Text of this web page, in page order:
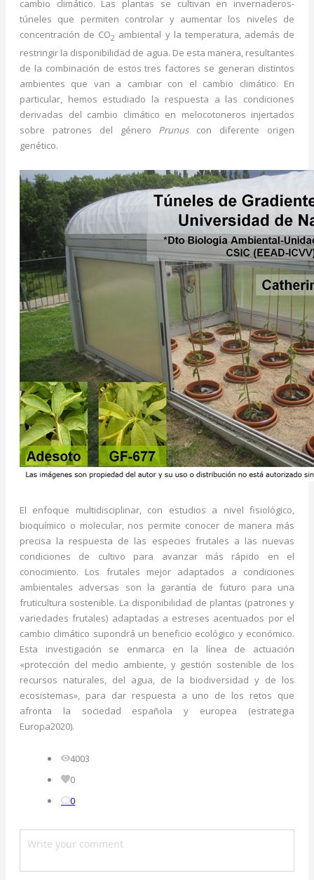
cambio climático. Las plantas se cultivan en invernaderos-
túneles que permiten controlar y aumentar los niveles de
concentración de CO2 ambiental y la temperatura, además de
restringir la disponibilidad de agua. De esta manera, resultantes
de la combinación de estos tres factores se generan distintos
ambientes que van a cambiar con el cambio climático. En
particular, hemos estudiado la respuesta a las condiciones
derivadas del cambio climático en melocotoneros injertados
sobre patrones del género Prunuscon diferente origen
genético.
El enfoque multidisciplinar, con estudios a nivel fisiológico,
bioquímico o molecular, nos permite conocer de manera más
precisa la respuesta de las especies frutales a las nuevas
condiciones de cultivo para avanzar más rápido en el
conocimiento. Los frutales mejor adaptados a condiciones
ambientales adversas son la garantía de futuro para una
fruticultura sostenible. La disponibilidad de plantas (patrones y
variedades frutales) adaptadas a estreses acentuados por el
cambio climático supondrá un beneficio ecológico y económico.
Esta investigación se enmarca en la línea de actuación
«protección del medio ambiente, y gestión sostenible de los
recursos naturales, del agua, de la biodiversidad y de los
ecosistemas», para dar respuesta a uno de los retos que
afronta la sociedad española y europea (estrategia
Europa2020).
4003
0
0